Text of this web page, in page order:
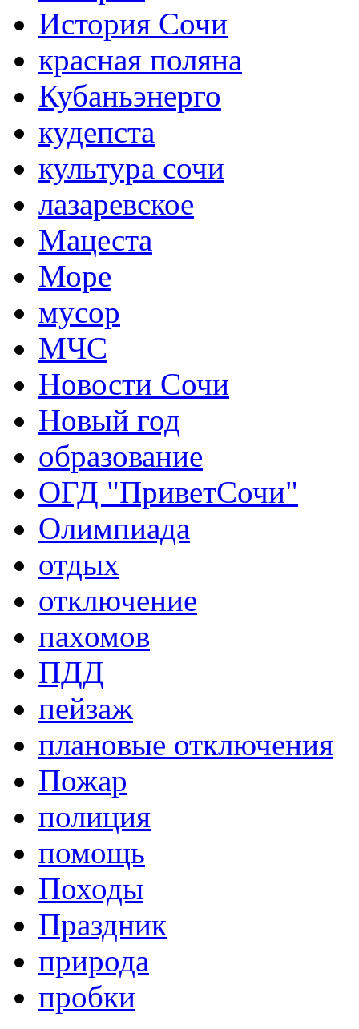
История Сочи
красная поляна
Кубаньэнерго
кудепста
культура сочи
лазаревское
Мацеста
Море
мусор
МЧС
Новости Сочи
Новый год
образование
ОГД "ПриветСочи"
Олимпиада
отдых
отключение
пахомов
ПДД
пейзаж
плановые отключения
Пожар
полиция
помощь
Походы
Праздник
природа
пробки